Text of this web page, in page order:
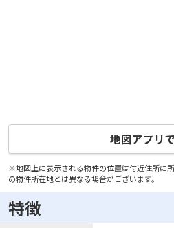
地図アプリ
※地図上に表示される物件の位置は付近住所に
の物件所在地とは異なる場合がございます。
特徴